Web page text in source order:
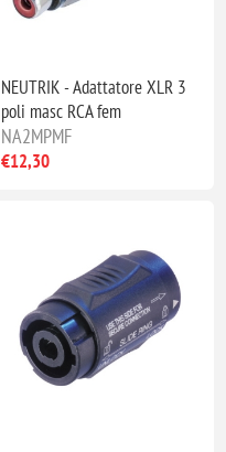
NEUTRIK - Adattatore XLR 3
poli masc RCA fem
NA2MPMF
€12,30